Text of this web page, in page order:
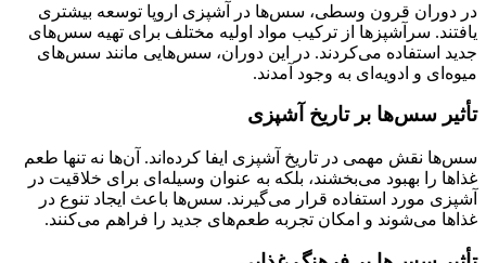
در دوران قرون وسطی، سس‌ها در آشپزی اروپا توسعه بیشتری
یافتند. سرآشپزها از ترکیب مواد اولیه مختلف برای تهیه سس‌های
جدید استفاده می‌کردند. در این دوران، سس‌هایی مانند سس‌های
میوه‌ای و ادویه‌ای به وجود آمدند.
تأثیر سس‌ها بر تاریخ آشپزی
سس‌ها نقش مهمی در تاریخ آشپزی ایفا کرده‌اند. آن‌ها نه تنها طعم
غذاها را بهبود می‌بخشند، بلکه به عنوان وسیله‌ای برای خلاقیت در
آشپزی مورد استفاده قرار می‌گیرند. سس‌ها باعث ایجاد تنوع در
غذاها می‌شوند و امکان تجربه طعم‌های جدید را فراهم می‌کنند.